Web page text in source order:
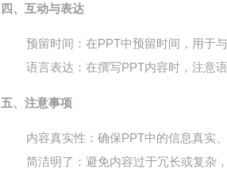
四、互动与表达
预留时间 ：在PPT中预留时间，用于
语言表达 ：在撰写PPT内容时，注意
五、注意事项
内容真实性 ：确保PPT中的信息真实
简洁明了 ：避免内容过于冗长或复杂